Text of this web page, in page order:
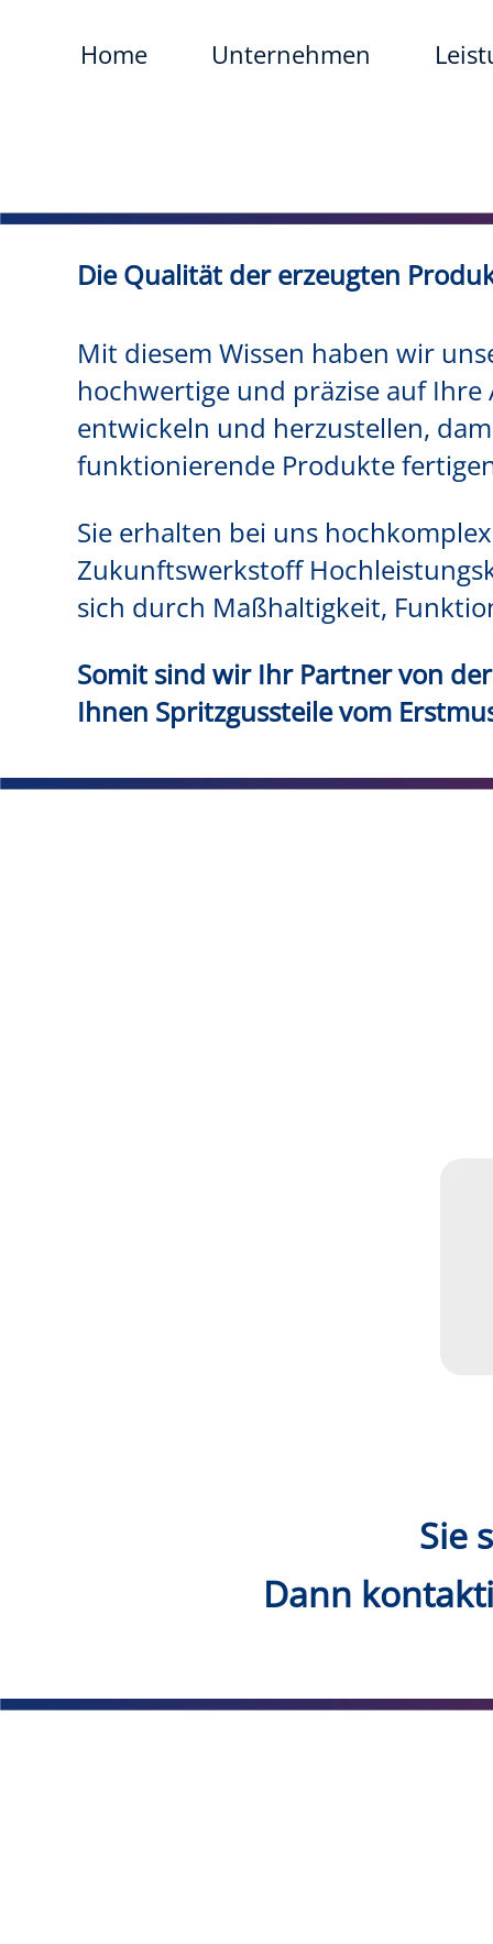
Home Unternehmen
Die Qualität der erzeugten
Mit diesem Wissen haben wir
hochwertige und präzise auf
entwickeln und herzustellen,
funktionierende Produkte
Sie erhalten bei uns
Zukunftswerkstoff
sich durch Maßhaltigkeit,
Somit sind wir Ihr Partner von
Ihnen Spritzgussteile vom
Sie
Dann